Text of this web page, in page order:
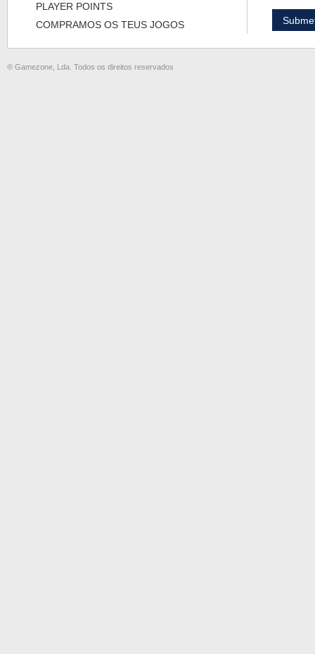
PLAYER POINTS
COMPRAMOS OS TEUS JOGOS
® Gamezone, Lda. Todos os direitos reservados